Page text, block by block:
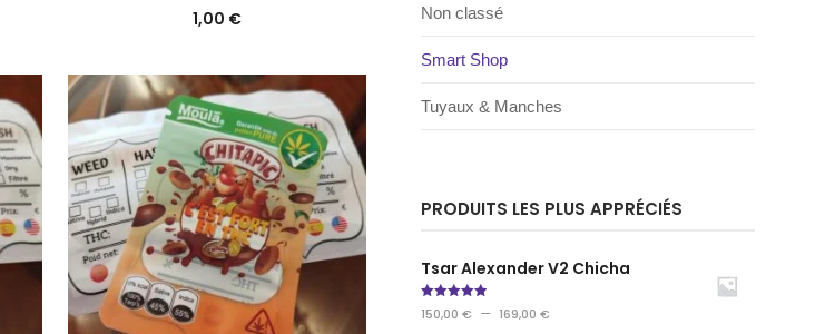
1,00 € Non classé
Smart Shop
Tuyaux & Manches
PRODUITS LES PLUS APPRÉCIÉS
Tsar Alexander V2 Chicha
Note 5.00
sur 5
150,00 € – 169,00 €